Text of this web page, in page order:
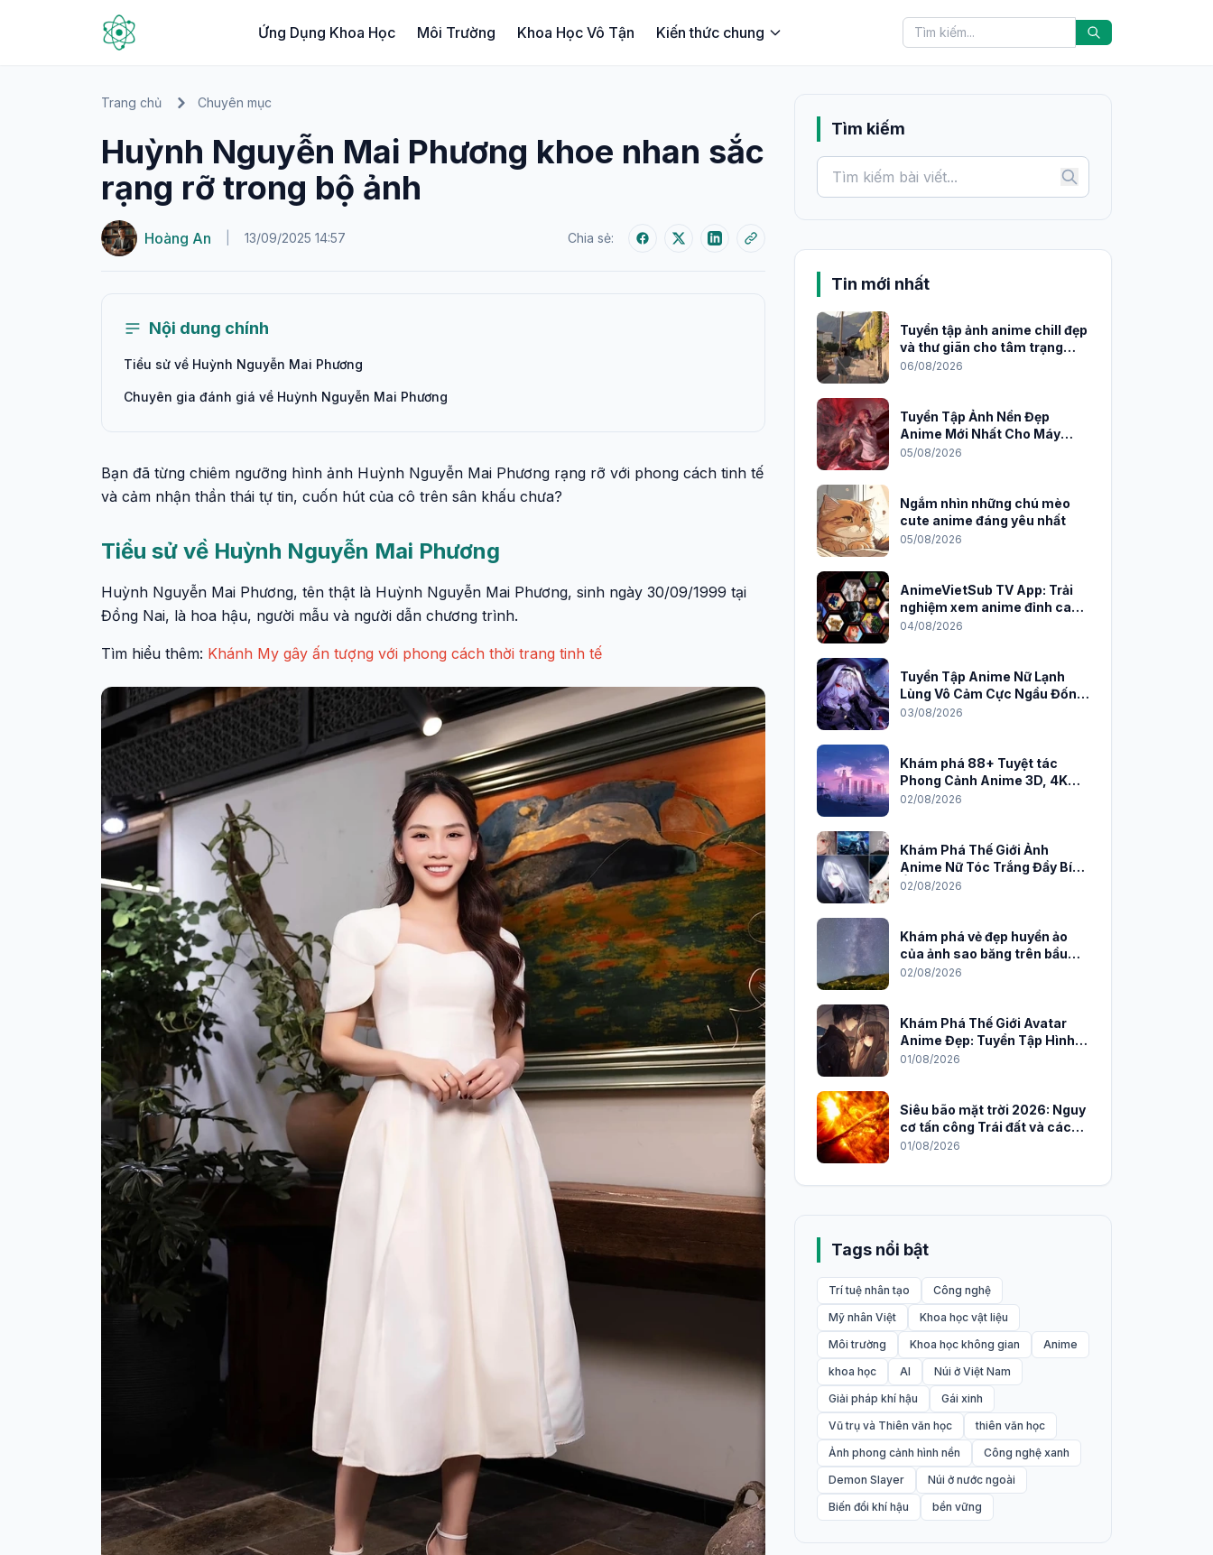
Ứng Dụng Khoa Học Môi Trường Khoa Học Vô Tận Kiến thức chung
Trang chủ Chuyên mục
Huỳnh Nguyễn Mai Phương khoe nhan sắc
rạng rỡ trong bộ ảnh
Hoàng An 13/09/2025 14:57 Chia sẻ:
Nội dung chính
Tiểu sử về Huỳnh Nguyễn Mai Phương
Chuyên gia đánh giá về Huỳnh Nguyễn Mai Phương
Bạn đã từng chiêm ngưỡng hình ảnh Huỳnh Nguyễn Mai Phương rạng rỡ với phong cách tinh tế
và cảm nhận thần thái tự tin, cuốn hút của cô trên sân khấu chưa?
Tiểu sử về Huỳnh Nguyễn Mai Phương
Huỳnh Nguyễn Mai Phương, tên thật là Huỳnh Nguyễn Mai Phương, sinh ngày 30/09/1999 tại
Đồng Nai, là hoa hậu, người mẫu và người dẫn chương trình.
Tìm hiểu thêm: Khánh My gây ấn tượng với phong cách thời trang tinh tế
Tìm kiếm
Tin mới nhất
Tuyển tập ảnh anime chill đẹp
và thư giãn cho tâm trạng
2026
06/08/2026
Tuyển Tập Ảnh Nền Đẹp
Anime Mới Nhất Cho Máy
Tính 2026
05/08/2026
Ngắm nhìn những chú mèo
cute anime đáng yêu nhất
05/08/2026
AnimeVietSub TV App: Trải
nghiệm xem anime đỉnh cao
trên PC
04/08/2026
Tuyển Tập Anime Nữ Lạnh
Lùng Vô Cảm Cực Ngầu Đốn
Tim Fan
03/08/2026
Khám phá 88+ Tuyệt tác
Phong Cảnh Anime 3D, 4K
Sắc Nét
02/08/2026
Khám Phá Thế Giới Ảnh
Anime Nữ Tóc Trắng Đầy Bí
Ẩn và Quyến Rũ
02/08/2026
Khám phá vẻ đẹp huyền ảo
của ảnh sao băng trên bầu
trời đêm
02/08/2026
Khám Phá Thế Giới Avatar
Anime Đẹp: Tuyển Tập Hình
Nền Độc Đáo Cho Năm 2026
01/08/2026
Siêu bão mặt trời 2026: Nguy
cơ tấn công Trái đất và cách
phòng chống
01/08/2026
Tags nổi bật
Trí tuệ nhân tạo
Công nghệ
Mỹ nhân Việt
Khoa học vật liệu
Môi trường
Khoa học không gian
Anime
khoa học
AI
Núi ở Việt Nam
Giải pháp khí hậu
Gái xinh
Vũ trụ và Thiên văn học
thiên văn học
Ảnh phong cảnh hình nền
Công nghệ xanh
Demon Slayer
Núi ở nước ngoài
Biến đổi khí hậu
bền vững